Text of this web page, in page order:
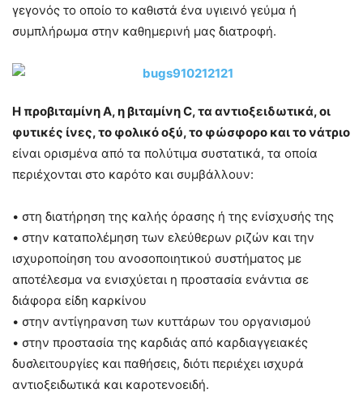
γεγονός το οποίο το καθιστά ένα υγιεινό γεύμα ή
συμπλήρωμα στην καθημερινή μας διατροφή.
Η προβιταμίνη Α, η βιταμίνη C, τα αντιοξειδωτικά, οι
φυτικές ίνες, το φολικό οξύ, το φώσφορο και το νάτριο
είναι ορισμένα από τα πολύτιμα συστατικά, τα οποία
περιέχονται στο καρότο και συμβάλλουν:
• στη διατήρηση της καλής όρασης ή της ενίσχυσής της
• στην καταπολέμηση των ελεύθερων ριζών και την
ισχυροποίηση του ανοσοποιητικού συστήματος με
αποτέλεσμα να ενισχύεται η προστασία ενάντια σε
διάφορα είδη καρκίνου
• στην αντίγηρανση των κυττάρων του οργανισμού
• στην προστασία της καρδιάς από καρδιαγγειακές
δυσλειτουργίες και παθήσεις, διότι περιέχει ισχυρά
αντιοξειδωτικά και καροτενοειδή.